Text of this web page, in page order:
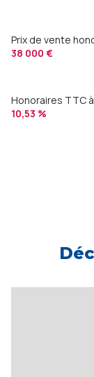
Prix de vente
38 000 €
Honoraires TTC
10,53 %